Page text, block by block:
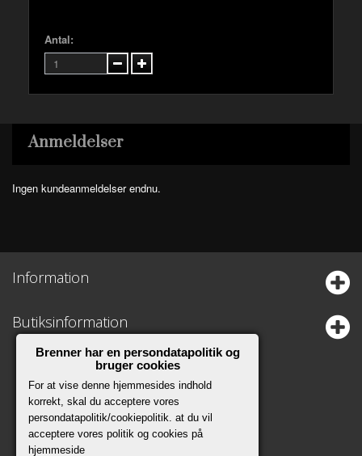
Antal:
Anmeldelser
Ingen kundeanmeldelser endnu.
Information
Butiksinformation
Brenner har en persondatapolitik og
bruger cookies
For at vise denne hjemmesides indhold
korrekt, skal du acceptere vores
persondatapolitik/cookiepolitik. at du vil
acceptere vores politik og cookies på
hjemmeside